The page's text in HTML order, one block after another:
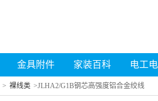
金具附件 家装百科 电工
> 裸线类 >JLHA2/G1B钢芯高强度铝合金绞线